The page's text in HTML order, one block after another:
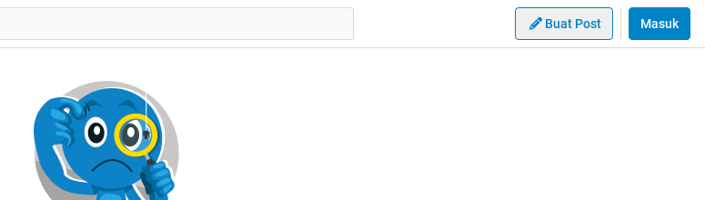
Buat Post Masuk